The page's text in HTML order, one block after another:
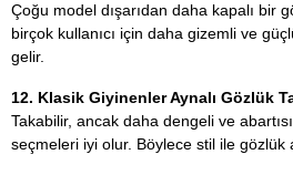
Çoğu model dışarıdan daha kapalı bir
birçok kullanıcı için daha gizemli ve
gelir.
12. Klasik Giyinenler Aynalı Gözlük
Takabilir, ancak daha dengeli ve
seçmeleri iyi olur. Böylece stil ile gözlük